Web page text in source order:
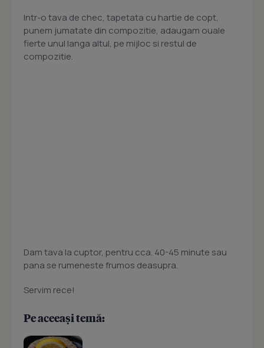
Intr-o tava de chec, tapetata cu hartie de copt,
punem jumatate din compozitie, adaugam ouale
fierte unul langa altul, pe mijloc si restul de
compozitie.
Dam tava la cuptor, pentru cca. 40-45 minute sau
pana se rumeneste frumos deasupra.
Servim rece!
Pe aceeași temă: